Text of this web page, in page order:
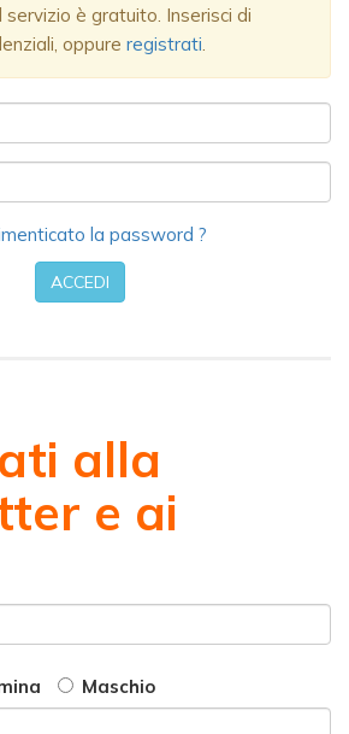
è gratuito. Inserisci di
oppure registrati.
la password ?
ACCEDI
alla
e ai
Maschio